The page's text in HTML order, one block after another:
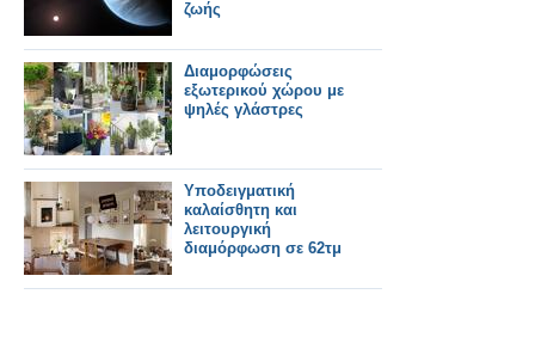
ζωής
Διαμορφώσεις
εξωτερικού χώρου με
ψηλές γλάστρες
Υποδειγματική
καλαίσθητη και
λειτουργική
διαμόρφωση σε 62τμ